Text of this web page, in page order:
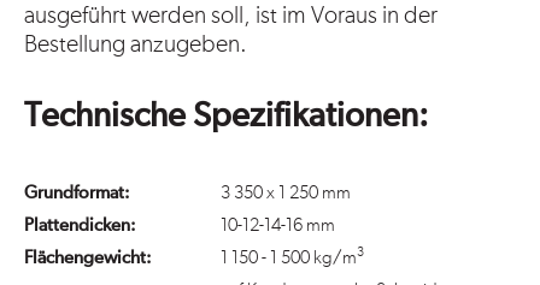
ausgeführt werden soll, ist im Voraus in der
Bestellung anzugeben.
Technische Spezifikationen:
Grundformat:
3 350 x 1 250 mm
Plattendicken:
10-12-14-16 mm
Flächengewicht:
1 150 - 1 500 kg/m3